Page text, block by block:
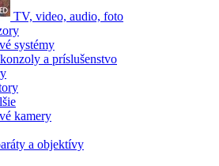
TV, video, audio, foto
systémy
a príslušenstvo
kamery
a objektívy